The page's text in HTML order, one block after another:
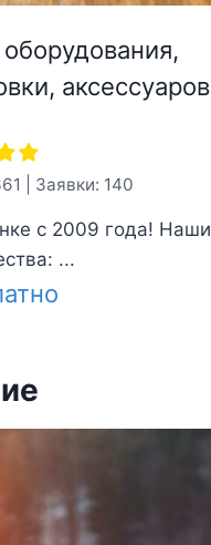
аксессуаров
| Заявки: 140
с 2009 года! Наши
...